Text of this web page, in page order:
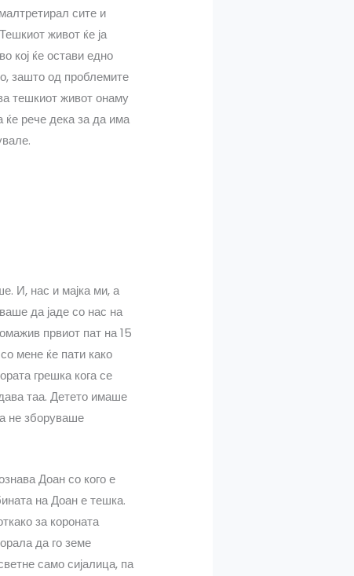
сите и
живот ќе ја
кој ќе остави едно
зашто од проблемите
тешкиот живот онаму
ќе рече дека за да има
И, нас и мајка ми, а
да јаде со нас на
првиот пат на 15
мене ќе пати како
грешка кога се
таа. Детето имаше
не зборуваше
Доан со кого е
на Доан е тешка.
за короната
да го земе
само сијалица, па